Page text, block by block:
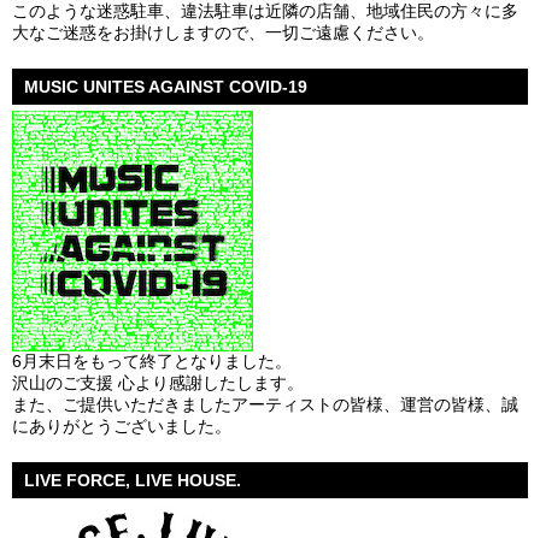
このような迷惑駐車、違法駐車は近隣の店舗、地域住民の方々に多
大なご迷惑をお掛けしますので、一切ご遠慮ください。
MUSIC UNITES AGAINST COVID-19
6月末日をもって終了となりました。
沢山のご支援 心より感謝したします。
また、ご提供いただきましたアーティストの皆様、運営の皆様、誠
にありがとうございました。
LIVE FORCE, LIVE HOUSE.